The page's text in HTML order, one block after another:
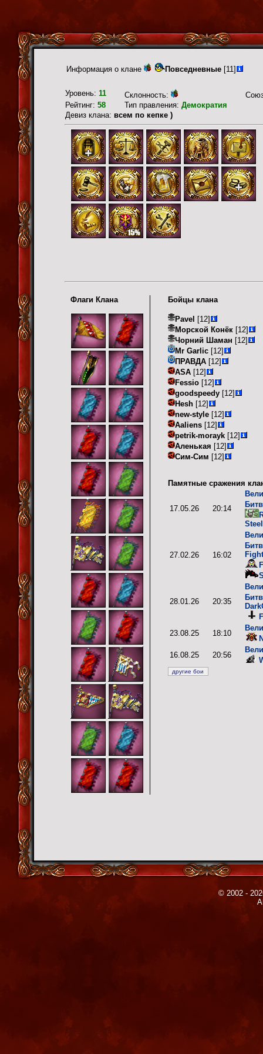
Информация о клане Повседневные [11]
Уровень: 11 Склонность:
Рейтинг: 58 Тип правления: Демократия
Девиз клана: всем по кепке )
Флаги Клана Бойцы клана
Pavel [12]
Морской Конёк [12]
Чорний Шаман [12]
Mr Garlic [12]
ПРАВДА [12]
ASA [12]
Fessio [12]
goodspeedy [12]
Hesh [12]
new-style [12]
Aaliens [12]
petrik-morayk [12]
Аленькая [12]
Сим-Сим [12]
Памятные сражения
17.05.26 20:14
27.02.26 16:02
28.01.26 20:35
23.08.25
18:10
16.08.25
20:56
© 2002 -